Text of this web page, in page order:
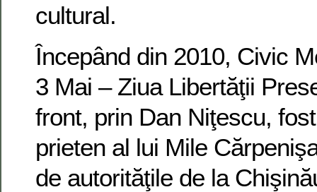
cultural.
Începând din 2010, Civic
3 Mai – Ziua Libertăţii
front, prin Dan Niţescu,
prieten al lui Mile
de autorităţile de la